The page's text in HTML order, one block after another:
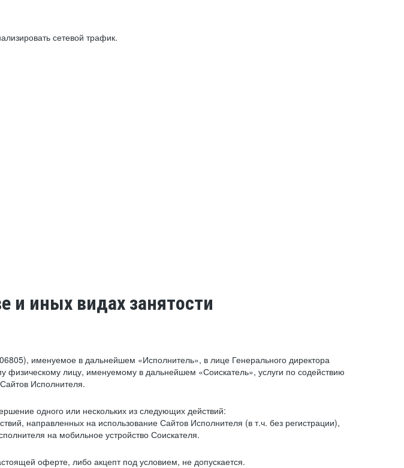
сетевой трафик.
и иных видах занятости
именуемое в дальнейшем «Исполнитель», в лице Генерального директора
лицу, именуемому в дальнейшем «Соискатель», услуги по содействию
Исполнителя.
одного или нескольких из следующих действий:
направленных на использование Сайтов Исполнителя (в т.ч. без регистрации),
на мобильное устройство Соискателя.
оферте, либо акцепт под условием, не допускается.